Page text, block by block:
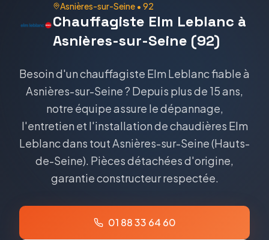
Asnières-sur-Seine • 92
Chauffagiste Elm Leblanc à
Asnières-sur-Seine (92)
Besoin d'un chauffagiste Elm Leblanc fiable à
Asnières-sur-Seine ? Depuis plus de 15 ans,
notre équipe assure le dépannage,
l'entretien et l'installation de chaudières Elm
Leblanc dans tout Asnières-sur-Seine (Hauts-
de-Seine). Pièces détachées d'origine,
garantie constructeur respectée.
01 88 33 64 60